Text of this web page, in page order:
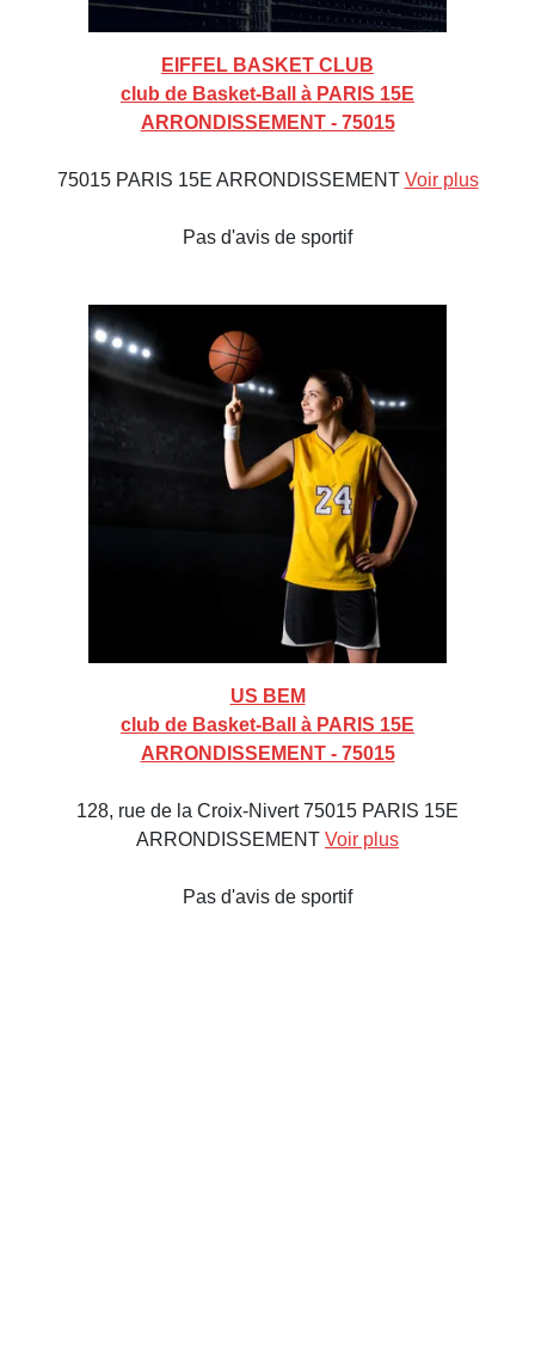
EIFFEL BASKET CLUB
club de Basket-Ball à PARIS 15E
ARRONDISSEMENT - 75015
75015 PARIS 15E ARRONDISSEMENT Voir plus
Pas d'avis de sportif
US BEM
club de Basket-Ball à PARIS 15E
ARRONDISSEMENT - 75015
128, rue de la Croix-Nivert 75015 PARIS 15E
ARRONDISSEMENT Voir plus
Pas d'avis de sportif